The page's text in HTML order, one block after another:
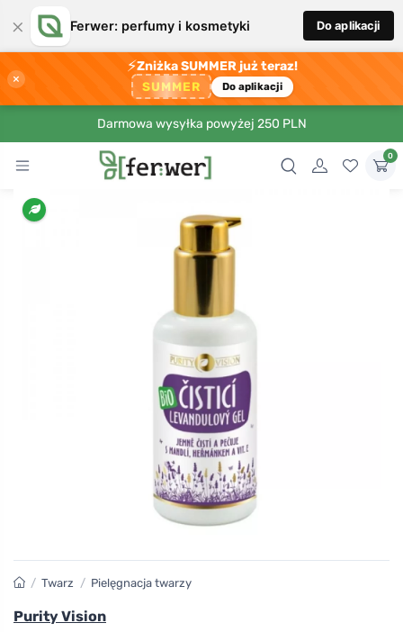
× Ferwer: perfumy i kosmetyki Do aplikacji
×
⚡Zniżka SUMMER już teraz!
SUMMER Do aplikacji
Darmowa wysyłka powyżej 250 PLN
0
/ Twarz / Pielęgnacja twarzy
Purity Vision